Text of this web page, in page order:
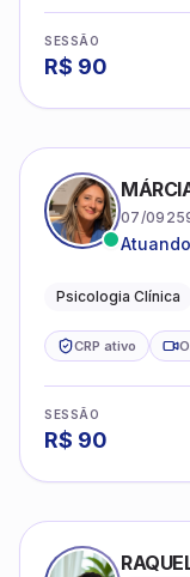
SESSÃO
R$ 90
07/
Psicologia Clínica
CRP ativo
SESSÃO
R$ 90